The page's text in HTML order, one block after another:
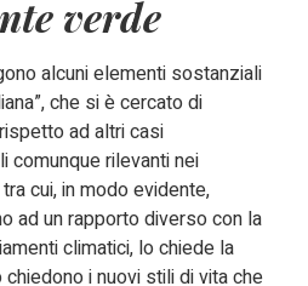
verde
alcuni elementi sostanziali
che si è cercato di
ad altri casi
comunque rilevanti nei
cui, in modo evidente,
ad un rapporto diverso con la
climatici, lo chiede la
i nuovi stili di vita che